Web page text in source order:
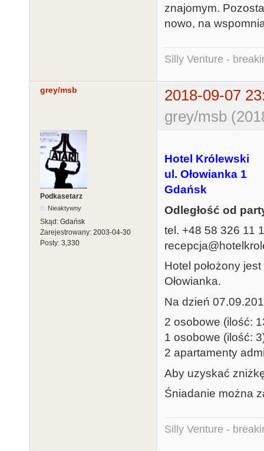
znajomym.
nowo, na
Silly Venture -
grey/msb
2018-09-07
grey/msb
Podkasetarz
Nieaktywny
Skąd: Gdańsk
Zarejestrowany: 2003-04-30
Posty: 3,330
Hotel Królewski
ul. Ołowianka 1
Gdańsk
Odległość od
tel. +48 58 326 11
Hotel położony
Ołowianka.
Na dzień
2 osobowe (ilość:
1 osobowe (ilość:
2 apartamenty
Aby uzyskać
Śniadanie można
Silly Venture -